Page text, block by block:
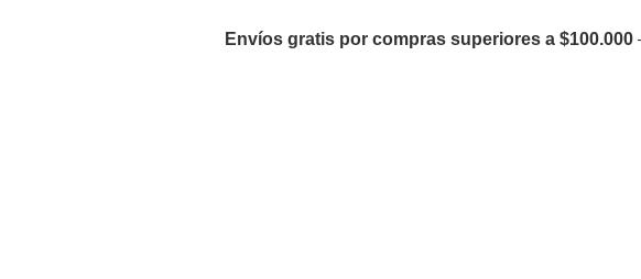
Envíos gratis por compras superiores a $100.000